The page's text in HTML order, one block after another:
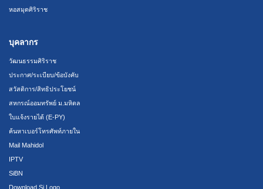
หอสมุดศิริราช
บุคลากร
วัฒนธรรมศิริราช
ประกาศ/ระเบียบ/ข้อบังคับ
สวัสดิการ/สิทธิประโยชน์
สหกรณ์ออมทรัพย์ ม.มหิดล
ใบแจ้งรายได้ (E-PY)
ค้นหาเบอร์โทรศัพท์ภายใน
Mail Mahidol
IPTV
SiBN
Download Si Logo